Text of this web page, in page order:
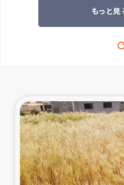
緊急救援
東ティモール
大雨による洪
カカオ生産
シリア国内避難民・帰
もっと見